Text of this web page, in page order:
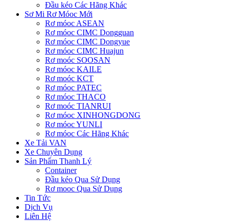
Đầu kéo Các Hãng Khác
Sơ Mi Rơ Móoc Mới
Rơ móoc ASEAN
Rơ móoc CIMC Dongguan
Rơ móoc CIMC Dongyue
Rơ móoc CIMC Huajun
Rơ moóc SOOSAN
Rơ móoc KAILE
Rơ moóc KCT
Rơ móoc PATEC
Rơ móoc THACO
Rơ moóc TIANRUI
Rơ móoc XINHONGDONG
Rơ móoc YUNLI
Rơ móoc Các Hãng Khác
Xe Tải VAN
Xe Chuyên Dụng
Sản Phẩm Thanh Lý
Container
Đầu kéo Qua Sử Dụng
Rơ mooc Qua Sử Dụng
Tin Tức
Dịch Vụ
Liên Hệ